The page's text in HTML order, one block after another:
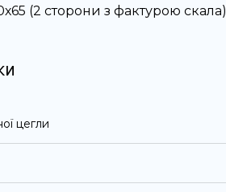
(2 сторони з фактурою скала)
цегли